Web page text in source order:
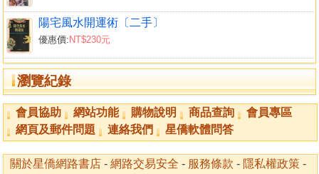
陽宅風水開運術〔二手〕
優惠價: NT$230元
瀏覽紀錄
會員協助 網站功能 購物說明 商品查詢
會員專區
網頁及郵件問題
連絡我們 星僑軟體問答
關於星僑網路書店 - 網路交易安全 - 服務條款 - 隱私權政策 -